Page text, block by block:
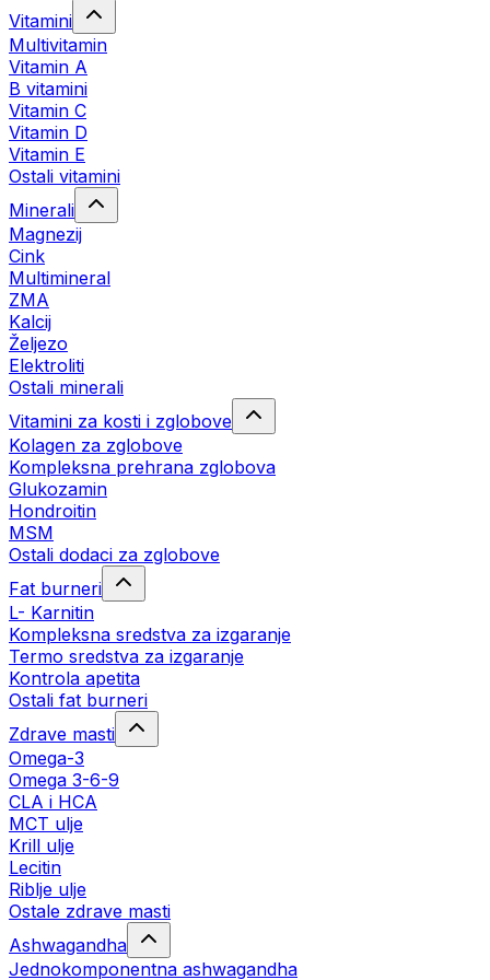
Vitamini
Multivitamin
Vitamin A
B vitamini
Vitamin C
Vitamin D
Vitamin E
Ostali vitamini
Minerali
Magnezij
Cink
Multimineral
ZMA
Kalcij
Željezo
Elektroliti
Ostali minerali
Vitamini za kosti i zglobove
Kolagen za zglobove
Kompleksna prehrana zglobova
Glukozamin
Hondroitin
MSM
Ostali dodaci za zglobove
Fat burneri
L- Karnitin
Kompleksna sredstva za izgaranje
Termo sredstva za izgaranje
Kontrola apetita
Ostali fat burneri
Zdrave masti
Omega-3
Omega 3-6-9
CLA i HCA
MCT ulje
Krill ulje
Lecitin
Riblje ulje
Ostale zdrave masti
Ashwagandha
Jednokomponentna ashwagandha